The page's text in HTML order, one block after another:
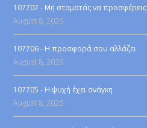
107707 - Μη σταματάς να προσφέρεις
August 8, 2026
107706 - Η προσφορά σου αλλάζει
August 8, 2026
107705 - Η ψυχή έχει ανάγκη
August 8, 2026